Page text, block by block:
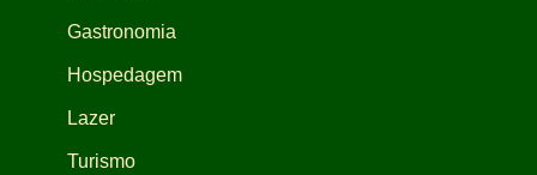
Gastronomia
Hospedagem
Lazer
Turismo